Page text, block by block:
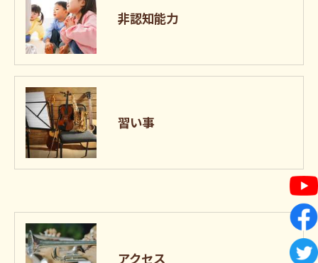
非認知能力
習い事
アクセス